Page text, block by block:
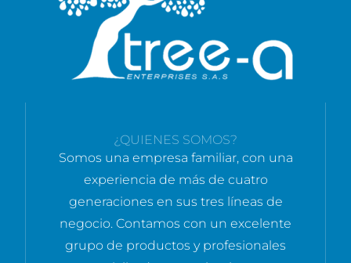
¿QUIENES SOMOS?
Somos una empresa familiar, con una
experiencia de más de cuatro
generaciones en sus tres líneas de
negocio. Contamos con un excelente
grupo de productos y profesionales